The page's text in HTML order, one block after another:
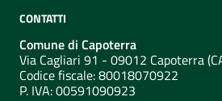
CONTATTI
Comune di Capoterra
Via Cagliari 91 - 09012 Capoterra
Codice fiscale: 80018070922
P. IVA:00591090923